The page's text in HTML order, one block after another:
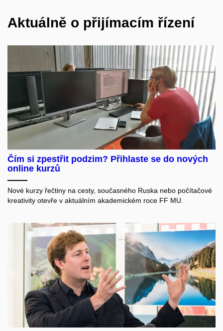
Aktuálně o přijímacím řízení
Čím si zpestřit podzim? Přihlaste se do nových
online kurzů
Nové kurzy řečtiny na cesty, současného Ruska nebo počítačové
kreativity otevře v aktuálním akademickém roce FF MU.